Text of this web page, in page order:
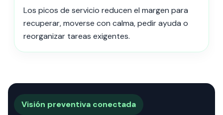
Los picos de servicio reducen el margen para
recuperar, moverse con calma, pedir ayuda o
reorganizar tareas exigentes.
Visión preventiva conectada